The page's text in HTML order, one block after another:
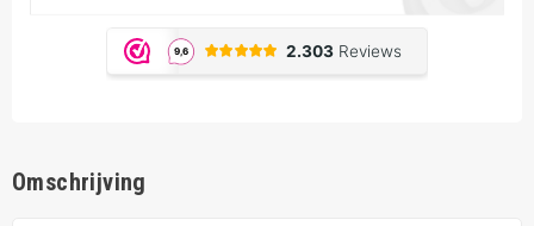
Omschrijving